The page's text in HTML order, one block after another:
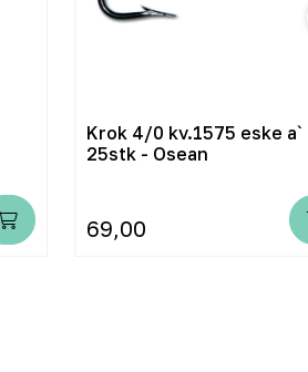
Krok 4/0 kv.1575 eske a`
25stk - Osean
69,00